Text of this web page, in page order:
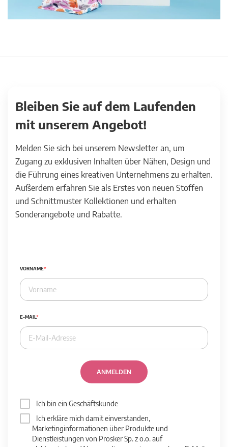
Bleiben Sie auf dem Laufenden
mit unserem Angebot!
Melden Sie sich bei unserem Newsletter an, um
Zugang zu exklusiven Inhalten über Nähen, Design und
die Führung eines kreativen Unternehmens zu erhalten.
Außerdem erfahren Sie als Erstes von neuen Stoffen
und Schnittmuster Kollektionen und erhalten
Sonderangebote und Rabatte.
VORNAME
E-MAIL
ANMELDEN
Ich bin ein Geschäftskunde
Ich erkläre mich damit einverstanden,
Marketinginformationen über Produkte und
Dienstleistungen von Prosker Sp. z o.o. auf